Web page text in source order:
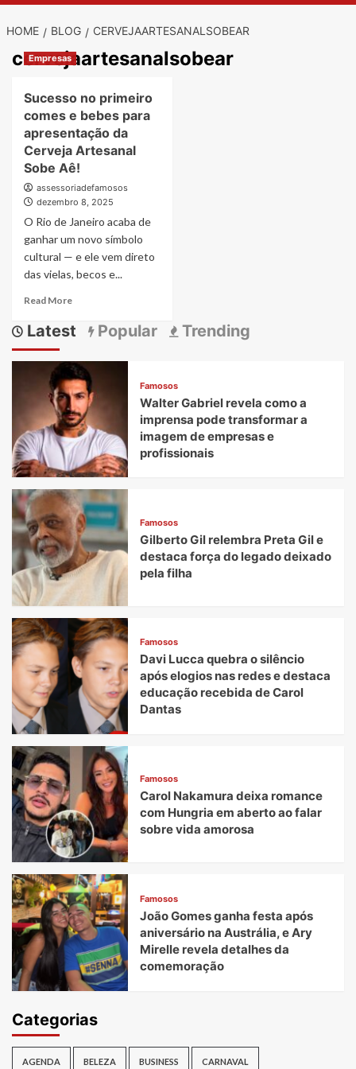
HOME BLOG CERVEJAARTESANALSOBEAR
cervejaartesanalsobear
Empresas
Sucesso no primeiro
comes e bebes para
apresentação da
Cerveja Artesanal
Sobe Aê!
assessoriadefamosos
dezembro 8, 2025
O Rio de Janeiro acaba de
ganhar um novo símbolo
cultural — e ele vem direto
das vielas, becos e...
Read MoreRead
about
no
primeiro
comes
e
bebes
para
apresentação
da
Cerveja
Artesanal
Sobe
Aê!
Latest Popular Trending
Famosos
Walter Gabriel revela como a
imprensa pode transformar a
imagem de empresas e
profissionais
Famosos
Gilberto Gil relembra Preta Gil e
destaca força do legado deixado
pela filha
Famosos
Davi Lucca quebra o silêncio
após elogios nas redes e destaca
educação recebida de Carol
Dantas
Famosos
Carol Nakamura deixa romance
com Hungria em aberto ao falar
sobre vida amorosa
Famosos
João Gomes ganha festa após
aniversário na Austrália, e Ary
Mirelle revela detalhes da
comemoração
Categorias
AGENDA BELEZA BUSINESS CARNAVAL